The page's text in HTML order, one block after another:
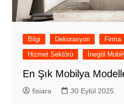
Bilgi Dekorasyon Firma
Hizmet Sektörü
İnegöl
En Şık Mobilya
fisiara 30 Eylül 2025